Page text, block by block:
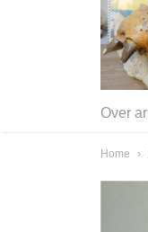
Over
Home ›